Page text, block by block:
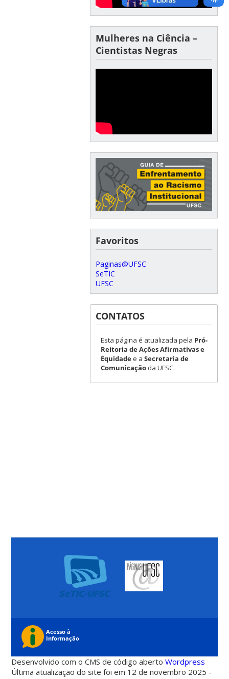
Mulheres na Ciência –
Cientistas Negras
Favoritos
Paginas@UFSC
SeTIC
UFSC
CONTATOS
Esta página é atualizada pela Pró-
Reitoria de Ações Afirmativas e
Equidadee a Secretaria de
Comunicaçãoda UFSC.
Desenvolvido com o CMS de código abertoWordpress
Última atualização do site foi em 12 de novembro 2025 -